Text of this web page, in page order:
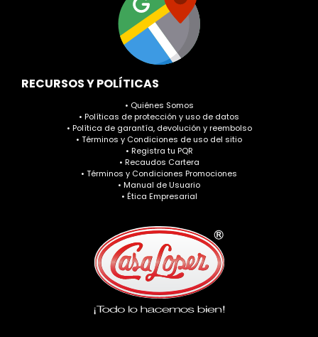
RECURSOS Y POLÍTICAS
• Quiénes Somos
• Políticas de protección y uso de datos
• Política de garantía, devolución y reembolso
• Términos y Condiciones de uso del sitio
• Registra tu PQR
• Recaudos Cartera
• Términos y Condiciones Promociones
• Manual de Usuario
• Ética Empresarial